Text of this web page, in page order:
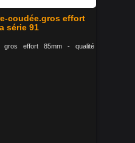
coudée.gros effort
série 91
gros effort 85mm - qualité